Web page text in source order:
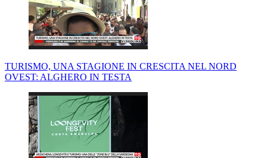
TURISMO, UNA STAGIONE IN CRESCITA NEL NORD
OVEST: ALGHERO IN TESTA